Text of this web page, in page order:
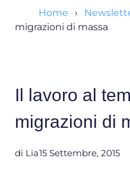
Home
migrazioni di massa
Il lavoro al
migrazioni di
di Lia15 Settembre, 2015